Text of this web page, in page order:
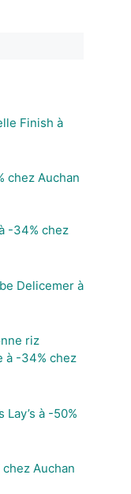
Finish à
chez Auchan
-34% chez
Delicemer à
riz
à -34% chez
Lay’s à -50%
Auchan